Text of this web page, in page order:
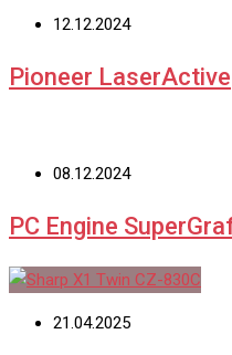
12.12.2024
Pioneer LaserActive
08.12.2024
PC Engine
21.04.2025